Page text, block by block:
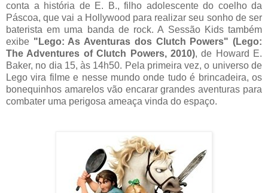
conta a história de E. B., filho adolescente do coelho da
Páscoa, que vai a Hollywood para realizar seu sonho de ser
baterista em uma banda de rock. A Sessão Kids também
exibe "Lego: As Aventuras dos Clutch Powers" (Lego:
The Adventures of Clutch Powers, 2010), de Howard E.
Baker, no dia 15, às 14h50. Pela primeira vez, o universo de
Lego vira filme e nesse mundo onde tudo é brincadeira, os
bonequinhos amarelos vão encarar grandes aventuras para
combater uma perigosa ameaça vinda do espaço.